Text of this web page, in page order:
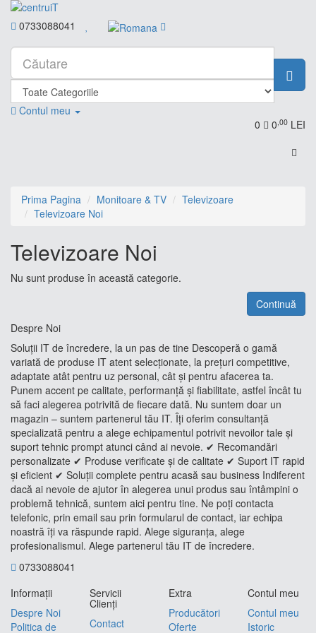
0733088041
Contul meu
0
0,00 LEI
Prima Pagina Monitoare & TV
Televizoare
Televizoare Noi
Televizoare Noi
Nu sunt produse în această categorie.
Continuă
Despre Noi
Soluții IT de încredere, la un pas de tine Descoperă o gamă
variată de produse IT atent selecționate, la prețuri competitive,
adaptate atât pentru uz personal, cât și pentru afacerea ta.
Punem accent pe calitate, performanță și fiabilitate, astfel încât tu
să faci alegerea potrivită de fiecare dată. Nu suntem doar un
magazin – suntem partenerul tău IT. Îți oferim consultanță
specializată pentru a alege echipamentul potrivit nevoilor tale și
suport tehnic prompt atunci când ai nevoie. ✔ Recomandări
personalizate ✔ Produse verificate și de calitate ✔ Suport IT rapid
și eficient ✔ Soluții complete pentru acasă sau business Indiferent
dacă ai nevoie de ajutor în alegerea unui produs sau întâmpini o
problemă tehnică, suntem aici pentru tine. Ne poți contacta
telefonic, prin email sau prin formularul de contact, iar echipa
noastră îți va răspunde rapid. Alege siguranța, alege
profesionalismul. Alege partenerul tău IT de încredere.
0733088041
Informaţii
Despre Noi
Politica de
Servicii
Clienţi
Contact
Extra
Producători
Oferte
Contul meu
Contul meu
Istoric